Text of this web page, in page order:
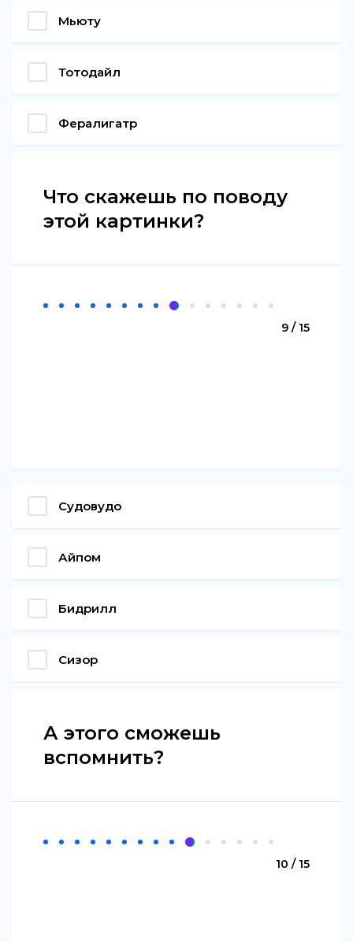
Мьюту
Тотодайл
Фералигатр
Что скажешь по поводу
этой картинки?
9 / 15
Судовудо
Айпом
Бидрилл
Сизор
А этого сможешь
вспомнить?
10 / 15